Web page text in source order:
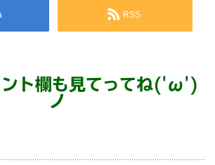
RSS
ント欄も見てってね('ω')
ノ